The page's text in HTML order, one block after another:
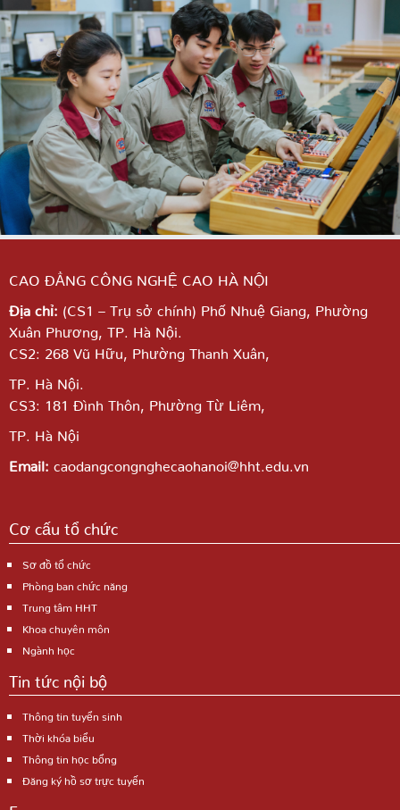
CAO ĐẲNG CÔNG NGHỆ CAO HÀ NỘI
Địa chỉ: (CS1 – Trụ sở chính) Phố Nhuệ Giang, Phường
Xuân Phương, TP. Hà Nội.
CS2: 268 Vũ Hữu, Phường Thanh Xuân,
TP. Hà Nội.
CS3: 181 Đình Thôn, Phường Từ Liêm,
TP. Hà Nội
Email: caodangcongnghecaohanoi@hht.edu.vn
Cơ cấu tổ chức
Sơ đồ tổ chức
Phòng ban chức năng
Trung tâm HHT
Khoa chuyên môn
Ngành học
Tin tức nội bộ
Thông tin tuyển sinh
Thời khóa biểu
Thông tin học bổng
Đăng ký hồ sơ trực tuyến